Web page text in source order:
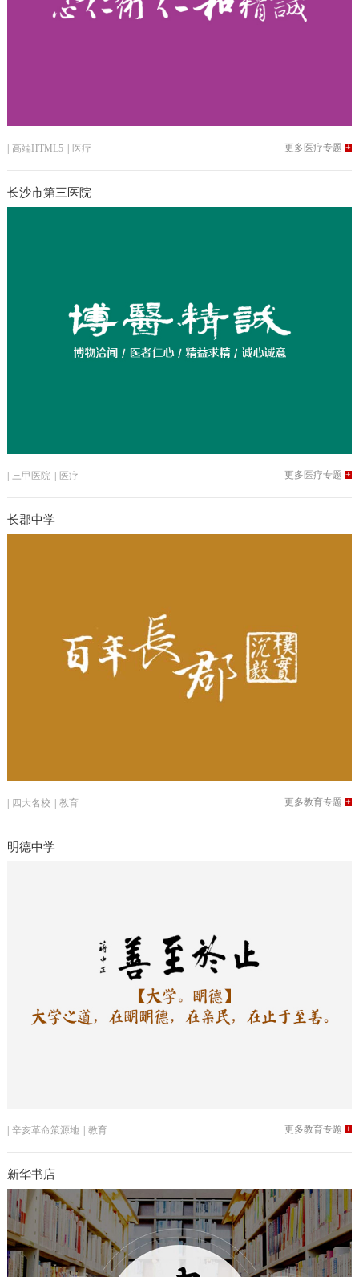
| 高端HTML5 | 医疗 更多医疗专题+
长沙市第三医院
| 三甲医院 | 医疗 更多医疗专题+
长郡中学
| 四大名校 | 教育 更多教育专题+
明德中学
辛亥革命策源地 教育 更多教育专题+
新华书店